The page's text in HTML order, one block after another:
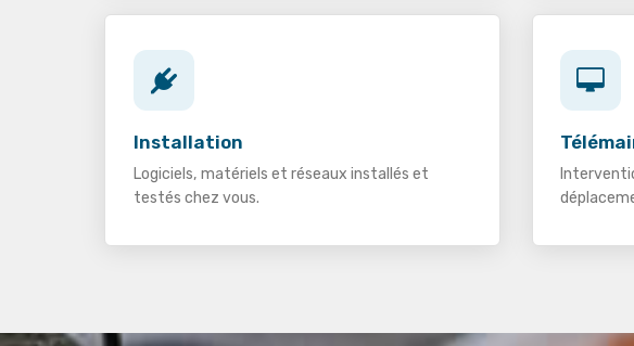
Installation
Logiciels, matériels et réseaux installés et
testés chez vous.